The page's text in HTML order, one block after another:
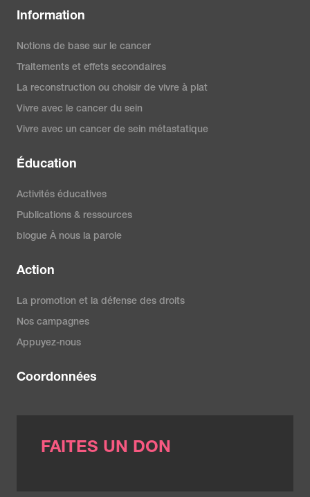
Information
Notions de base sur le cancer
Traitements et effets secondaires
La reconstruction ou choisir de vivre à plat
Vivre avec le cancer du sein
Vivre avec un cancer de sein métastatique
Éducation
Activités éducatives
Publications & ressources
blogue À nous la parole
Action
La promotion et la défense des droits
Nos campagnes
Appuyez-nous
Coordonnées
FAITES UN DON